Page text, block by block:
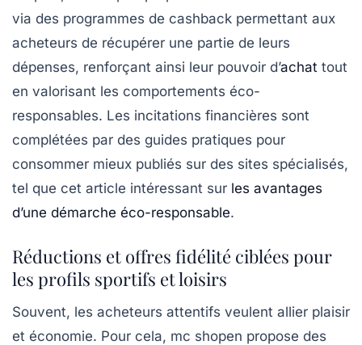
via des programmes de cashback permettant aux
acheteurs de récupérer une partie de leurs
dépenses, renforçant ainsi leur pouvoir d’achat tout
en valorisant les comportements éco-
responsables. Les incitations financières sont
complétées par des guides pratiques pour
consommer mieux publiés sur des sites spécialisés,
tel que cet article intéressant sur les avantages
d’une démarche éco-responsable.
Réductions et offres fidélité ciblées pour
les profils sportifs et loisirs
Souvent, les acheteurs attentifs veulent allier plaisir
et économie. Pour cela, mc shopen propose des